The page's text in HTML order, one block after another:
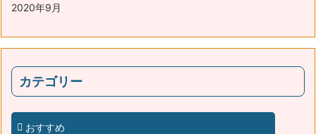
2020年9月
カテゴリー
おすすめ